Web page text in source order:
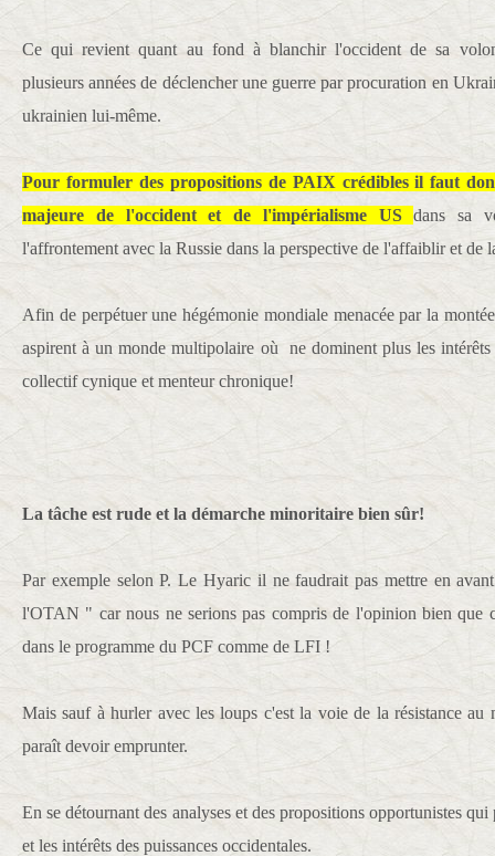
Ce qui revient quant au fond à blanchir l'occident de sa
plusieurs années de déclencher une guerre par procuration en
ukrainien lui-même.
Pour formuler des propositions de PAIX crédibles il faut
majeure de l'occident et de l'impérialisme USdans sa
l'affrontement avec la Russie dans la perspective de l'affaiblir et de
Afin de perpétuer une hégémonie mondiale menacée par la
aspirent à un monde multipolaire où ne dominent plus les
collectif cynique et menteur chronique!
La tâche est rude et la démarche minoritaire bien sûr!
Par exemple selon P. Le Hyaric il ne faudrait pas mettre en
l'OTAN " car nous ne serions pas compris de l'opinion bien que
dans le programme du PCF comme de LFI !
Mais sauf à hurler avec les loups c'est la voie de la résistance au
paraît devoir emprunter.
En se détournant des analyses et des propositions opportunistes
et les intérêts des puissances occidentales.